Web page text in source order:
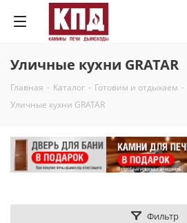
Уличные кухни GRATAR
Главная - Каталог - Готовим и отдыхаем -
Уличные кухни GRATAR
Фильтр